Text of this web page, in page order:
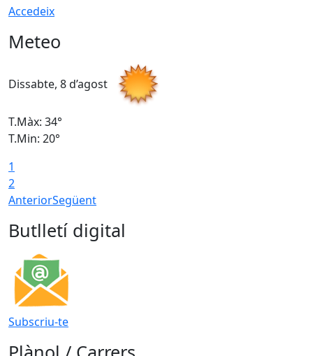
Accedeix
Meteo
Dissabte, 8 d’agost
T.Màx: 34°
T.Min: 20°
1
2
AnteriorSegüent
Butlletí digital
Subscriu-te